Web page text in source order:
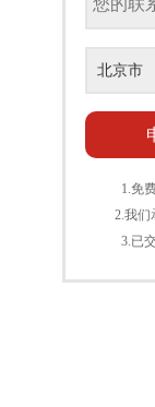
1.免
2.我们
3.已